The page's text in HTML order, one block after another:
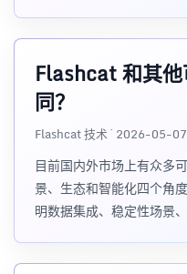
Flashcat 和其
同？
Flashcat 技术 · 2026-05-07
目前国内外市场上有众多
景、生态和智能化四个角
明数据集成、稳定性场景